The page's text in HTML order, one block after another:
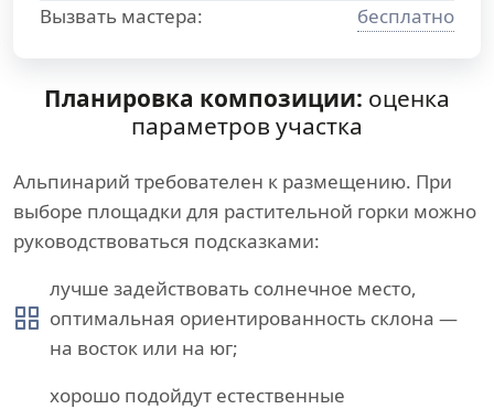
Вызвать мастера:
бесплатно
Планировка композиции: оценка
параметров участка
Альпинарий требователен к размещению. При
выборе площадки для растительной горки можно
руководствоваться подсказками:
лучше задействовать солнечное место,
оптимальная ориентированность склона —
на восток или на юг;
хорошо подойдут естественные